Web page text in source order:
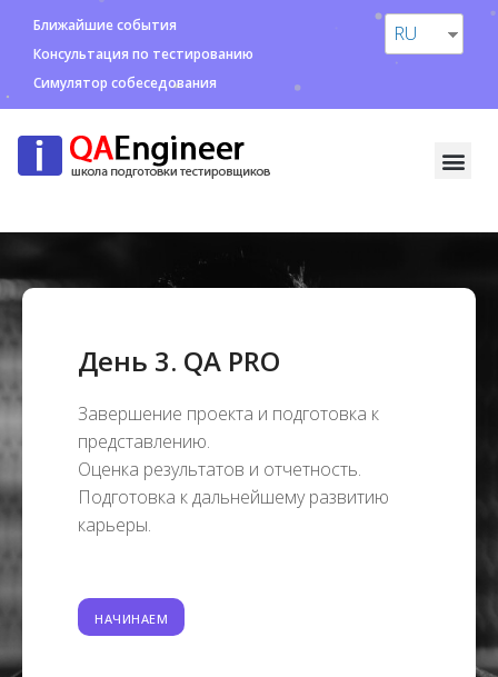
Ближайшие события
Консультация по тестированию
Симулятор собеседования
RU
День 3. QA PRO
Завершение проекта и подготовка к
представлению.
Оценка результатов и отчетность.
Подготовка к дальнейшему развитию
карьеры.
НАЧИНАЕМ